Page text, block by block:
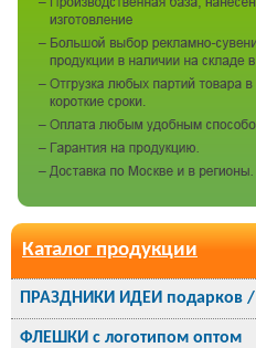
Каталог продукции
ПРАЗДНИКИ ИДЕИ подарков /
ФЛЕШКИ с логотипом оптом